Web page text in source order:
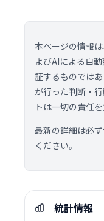
本ページの情報
よびAIによる自
証するものでは
が行った判断・
トは一切の責任を
最新の詳細は必
ください。
統計情報